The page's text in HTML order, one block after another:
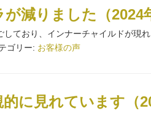
減りました（2024
しており、インナーチャイルドが現
ゴリー: お客様の声
に見れています（